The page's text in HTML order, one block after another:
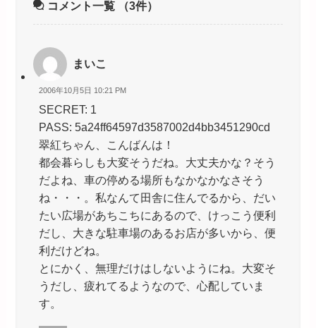
コメント一覧 （3件）
まいこ
2006年10月5日 10:21 PM
SECRET: 1
PASS: 5a24ff64597d3587002d4bb3451290cd
翠紅ちゃん、こんばんは！
都会暮らしも大変そうだね。大丈夫かな？そう
だよね、車の停める場所もなかなかなさそう
ね・・・。私なんて田舎に住んでるから、だい
たい広場があちこちにあるので、けっこう便利
だし、大きな駐車場のあるお店が多いから、便
利だけどね。
とにかく、無理だけはしないようにね。大変そ
うだし、疲れてるようなので、心配していま
す。